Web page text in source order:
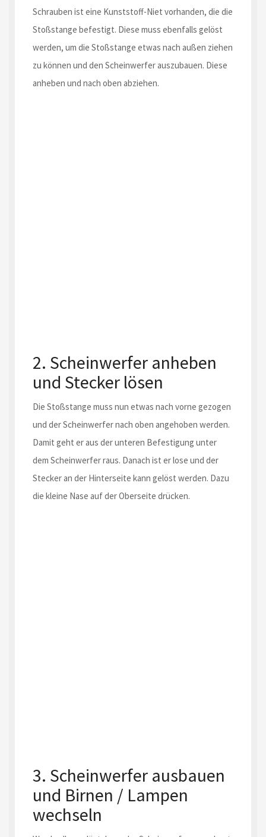
Schrauben ist eine Kunststoff-Niet vorhanden, die die
Stoßstange befestigt. Diese muss ebenfalls gelöst
werden, um die Stoßstange etwas nach außen ziehen
zu können und den Scheinwerfer auszubauen. Diese
anheben und nach oben abziehen.
2. Scheinwerfer anheben
und Stecker lösen
Die Stoßstange muss nun etwas nach vorne gezogen
und der Scheinwerfer nach oben angehoben werden.
Damit geht er aus der unteren Befestigung unter
dem Scheinwerfer raus. Danach ist er lose und der
Stecker an der Hinterseite kann gelöst werden. Dazu
die kleine Nase auf der Oberseite drücken.
3. Scheinwerfer ausbauen
und Birnen / Lampen
wechseln